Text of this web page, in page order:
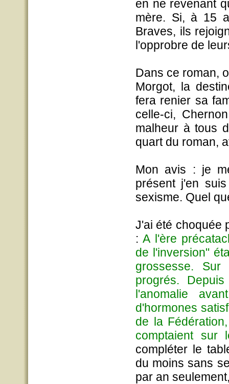
en ne revenant
mère. Si, à 15
Braves, ils
l'opprobre de
Dans ce roman,
Morgot, la
fera renier sa
celle-ci,
malheur à tous
quart du roman,
Mon avis : je
présent j'en
sexisme. Quel
J'ai été choquée
:A l'ère
de l'inversion"
grossesse.
progrés.
l'anomalie
d'hormones
de la
comptaient sur
compléter le
du moins sans
par an